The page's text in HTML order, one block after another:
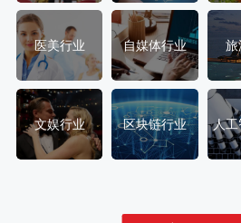
医美行业 自媒体行业 旅
文娱行业 区块链行业 人工